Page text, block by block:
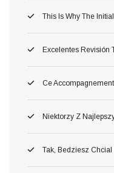
This Is Why The
Excelentes Revisión
Ce
Niektorzy Z
Tak, Bedziesz